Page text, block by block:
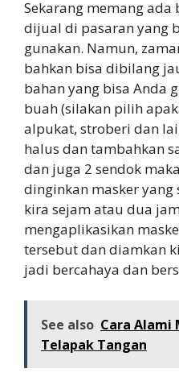
Sekarang memang ada
dijual di pasaran yang
gunakan. Namun,
bahkan bisa dibilang
bahan yang bisa Anda
buah (silakan pilih
alpukat, stroberi dan
halus dan tambahkan
dan juga 2 sendok
dinginkan masker
kira sejam atau dua
mengaplikasikan
tersebut dan diamkan
jadi bercahaya dan
See also Cara Alami
Telapak Tangan